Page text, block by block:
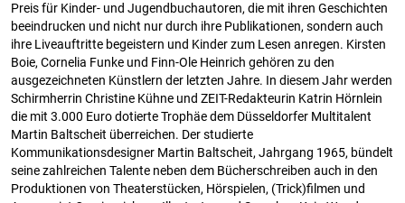
Preis für Kinder- und Jugendbuchautoren, die mit ihren Geschichten
beeindrucken und nicht nur durch ihre Publikationen, sondern auch
ihre Liveauftritte begeistern und Kinder zum Lesen anregen. Kirsten
Boie, Cornelia Funke und Finn-Ole Heinrich gehören zu den
ausgezeichneten Künstlern der letzten Jahre. In diesem Jahr werden
Schirmherrin Christine Kühne und ZEIT-Redakteurin Katrin Hörnlein
die mit 3.000 Euro dotierte Trophäe dem Düsseldorfer Multitalent
Martin Baltscheit überreichen. Der studierte
Kommunikationsdesigner Martin Baltscheit, Jahrgang 1965, bündelt
seine zahlreichen Talente neben dem Bücherschreiben auch in den
Produktionen von Theaterstücken, Hörspielen, (Trick)filmen und